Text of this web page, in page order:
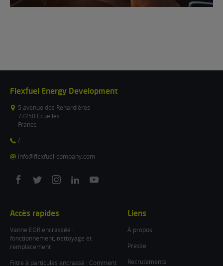
Flexfuel Energy Development
5 avenue des Renardières
77250 Ecuelles
France
/
info@flexfuel-company.com
On
On
On
On
On
Accès rapides
Vanne EGR encrassée :
fonctionnement, nettoyage et
remplacement
Filtre à particules encrassé : Comment
Liens
À propos
Presse
Recrutements